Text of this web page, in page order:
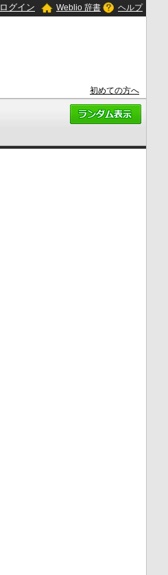
ログイン Weblio 辞書 ヘルプ
初めての方へ